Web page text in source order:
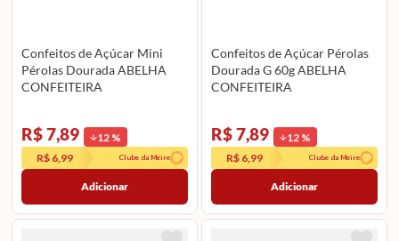
Confeitos de Açúcar Mini
Pérolas Dourada ABELHA
CONFEITEIRA
R$ 7,89 12%
R$ 6,99
Clube da Meire
Adicionar
Confeitos de Açúcar Pérolas
Dourada G 60g ABELHA
CONFEITEIRA
R$ 7,89 12 %
R$ 6,99
Clube da Meire
Adicionar